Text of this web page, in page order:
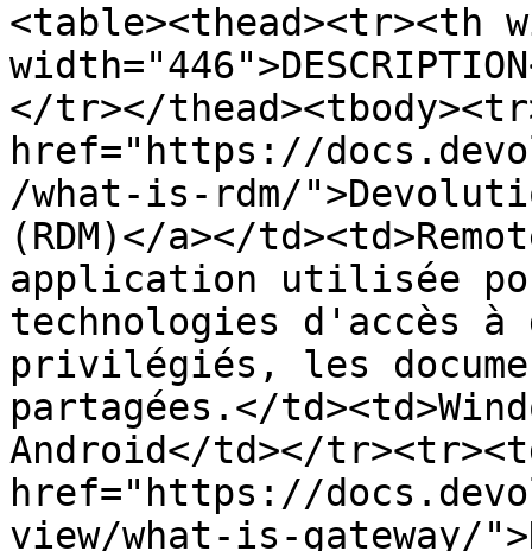
<table><thead><tr><th
</tr></
href="https://
/what-is-rdm/
(RDM)</a></
application utilisée
technologies d'accès à
privilégiés, les
partagées.</
Android</td></
href="https://
view/what-is-gateway/